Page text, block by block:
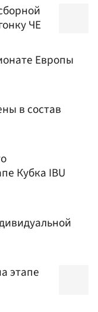
ЧЕ
Европы
в состав
Кубка IBU
этапе